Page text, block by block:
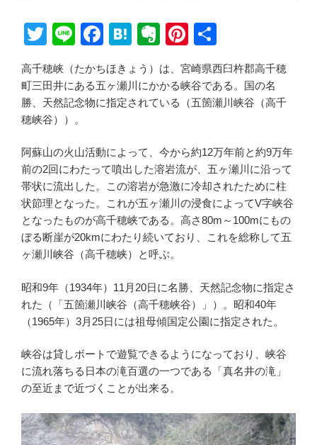
T
wi
tt
er
Li
e
F
c
e
o
o
k
H
e
n
E
er
n
e
Pi
nt
er
e
有
高千穂峡（たかちほきょう）は、宮崎県西臼杵郡高千穂
町三田井にある五ヶ瀬川にかかる峡谷である。国の名
勝、天然記念物に指定されている（五箇瀬川峡谷（高千
穂峡谷））。
阿蘇山の火山活動によって、今から約12万年前と約9万年
前の2回にわたって噴出した溶岩流が、五ヶ瀬川に沿って
帯状に流出した。この溶岩が急激に冷却されたために柱
状節理となった。これが五ヶ瀬川の浸食によってV字峡谷
となったものが高千穂峡である。高さ80m～100mにもの
ぼる断崖が20kmにわたり続いており、これを総称して五
ヶ瀬川峡谷（高千穂峡）と呼ぶ。
昭和9年（1934年）11月20日に名勝、天然記念物に指定さ
れた（「五箇瀬川峡谷（高千穂峡谷）」）。昭和40年
（1965年）3月25日には祖母傾国定公園に指定された。
峡谷は貸しボートで遊覧できるようになっており、峡谷
に流れ落ちる日本の滝百選の一つである「真名井の滝」
の至近まで近づくことが出来る。